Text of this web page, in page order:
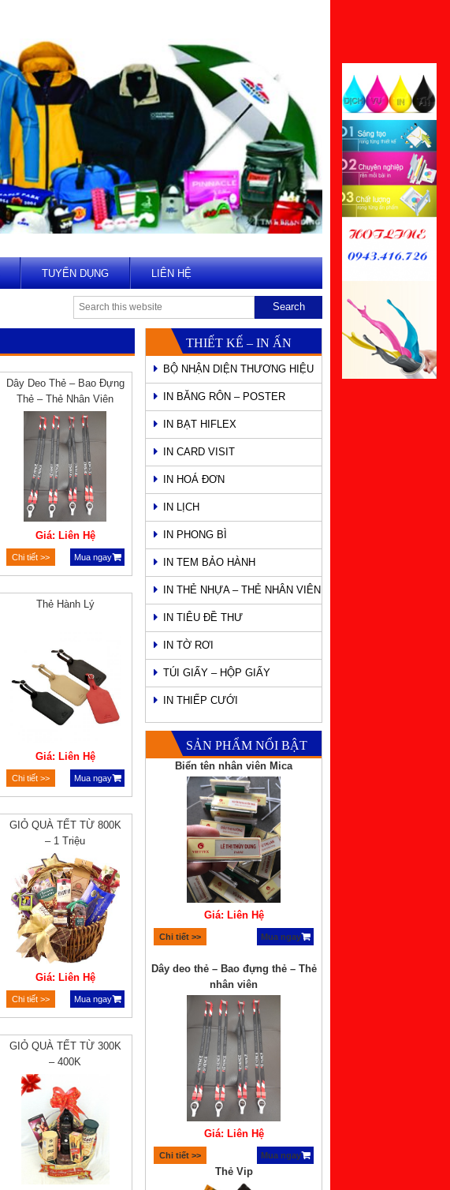
TUYỂN DỤNG LIÊN HỆ
Dây Deo Thẻ – Bao Đựng
Thẻ – Thẻ Nhân Viên
Giá: Liên Hệ
Chi tiết >> Mua ngay
Thẻ Hành Lý
Giá: Liên Hệ
Chi tiết >> Mua ngay
GIỎ QUÀ TẾT TỪ 800K
– 1 Triệu
Giá: Liên Hệ
Chi tiết >> Mua ngay
GIỎ QUÀ TẾT TỪ 300K
– 400K
THIẾT KẾ – IN ẤN
BỘ NHẬN DIỆN THƯƠNG HIỆU
IN BĂNG RÔN – POSTER
IN BẠT HIFLEX
IN CARD VISIT
IN HOÁ ĐƠN
IN LỊCH
IN PHONG BÌ
IN TEM BẢO HÀNH
IN THẺ NHỰA – THẺ NHÂN VIÊN
IN TIÊU ĐỀ THƯ
IN TỜ RƠI
TÚI GIẤY – HỘP GIẤY
IN THIẾP CƯỚI
SẢN PHẨM NỔI BẬT
Biển tên nhân viên Mica
Giá: Liên Hệ
Chi tiết >> Mua ngay
Dây deo thẻ – Bao đựng thẻ – Thẻ
nhân viên
Giá: Liên Hệ
Chi tiết >> Mua ngay
Thẻ Vip